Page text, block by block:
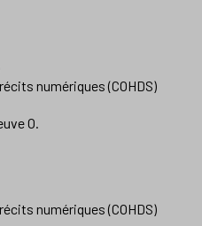
numériques (COHDS)
O.
numériques (COHDS)